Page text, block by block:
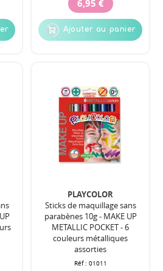
6,95 €
Ajouter au panier
PLAYCOLOR
Sticks de maquillage sans
parabènes 10g - MAKE UP
METALLIC POCKET - 6
couleurs métalliques
assorties
Réf : 01011